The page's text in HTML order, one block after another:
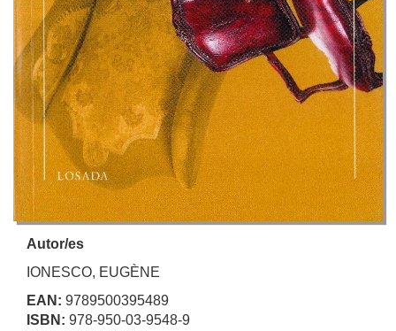
Autor/es
IONESCO, EUGÈNE
EAN: 9789500395489
ISBN: 978-950-03-9548-9